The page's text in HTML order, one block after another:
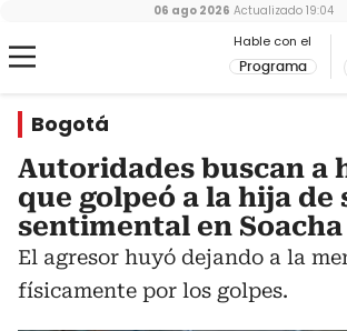
Hable con el
Programa
06 ago 2026 Actualizado 19:04
Bogotá
Autoridades buscan a
que golpeó a la hija de
sentimental en Soacha
El agresor huyó dejando a la
físicamente por los golpes.